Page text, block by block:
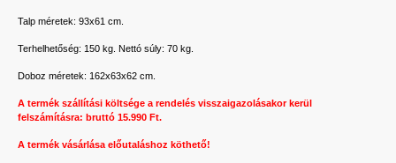
Talp méretek: 93x61 cm.
Terhelhetőség: 150 kg. Nettó súly: 70 kg.
Doboz méretek: 162x63x62 cm.
A termék szállítási költsége a rendelés visszaigazolásakor kerül
felszámításra: bruttó 15.990 Ft.
A termék vásárlása előutaláshoz köthető!